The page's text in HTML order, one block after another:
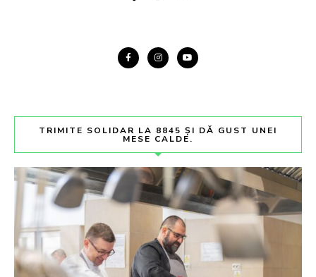
TRIMITE SOLIDAR LA 8845 ȘI DĂ GUST UNEI
MESE CALDE.